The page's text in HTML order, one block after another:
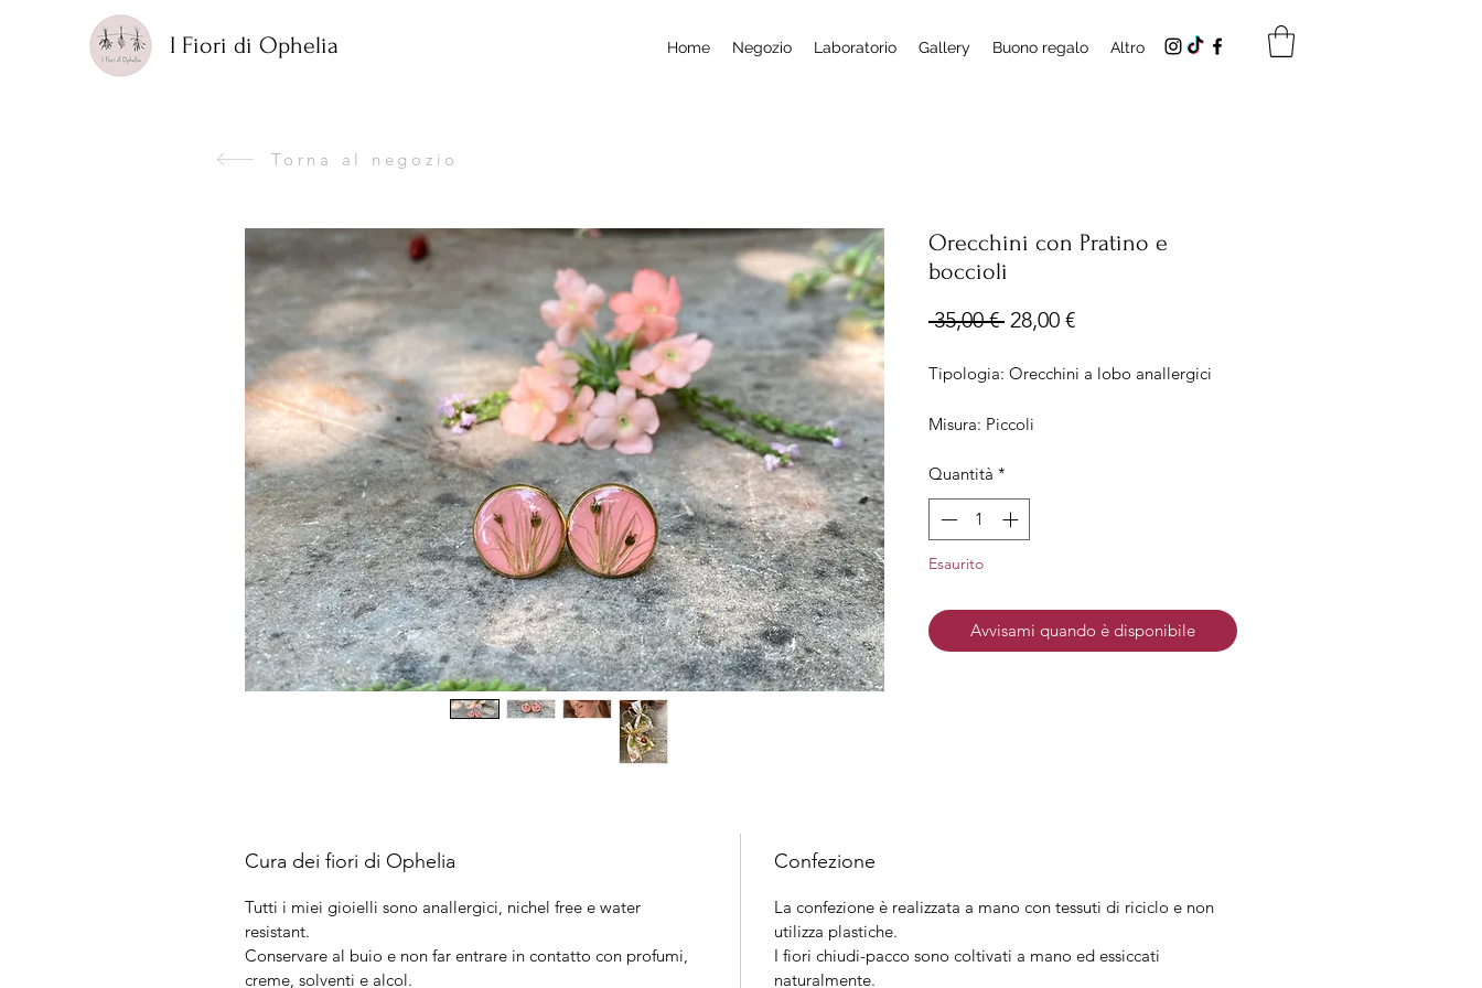
I Fiori di Ophelia Home Negozio Laboratorio Gallery Buono regalo Altro
Torna al negozio
Orecchini con Pratino e
boccioli
35,00 € Prezzo
28,00 €Prezzo
Tipologia: Orecchini a lobo anallergici
Misura: Piccoli
Materiale: Acciaio anallergico e senza
nichel
Quantità *
Esaurito
Avvisami quando è disponibile
Cura dei fiori di Ophelia
Tutti i miei gioielli sono anallergici, nichel free e water
resistant.
Conservare al buio e non far entrare in contatto con profumi,
creme, solventi e alcol.
Confezione
La confezione è realizzata a mano con tessuti di riciclo e non
utilizza plastiche.
I fiori chiudi-pacco sono coltivati a mano ed essiccati
naturalmente.